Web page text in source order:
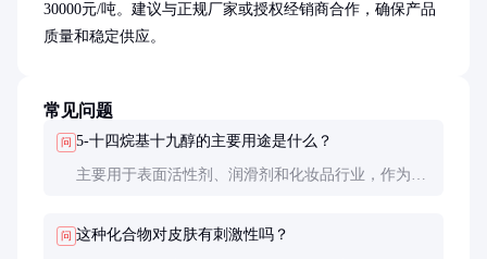
30000元/吨。建议与正规厂家或授权经销商合作，确保产品
质量和稳定供应。
常见问题
问 5-十四烷基十九醇的主要用途是什么？
主要用于表面活性剂、润滑剂和化妆品行业，作为乳
问 这种化合物对皮肤有刺激性吗？